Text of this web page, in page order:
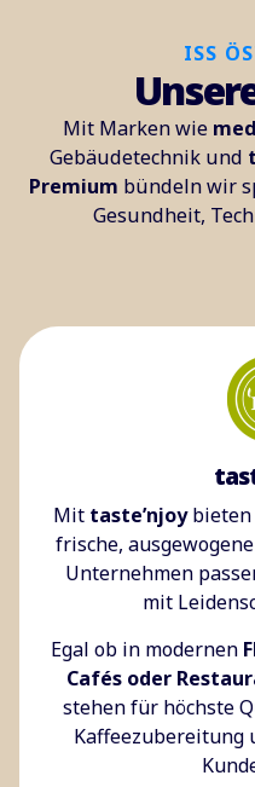
ISS
Mit Marken wie
Gebäudetechnik und
Premium bündeln wir
Gesundheit,
Mit taste’njoy
frische,
Unternehmen
mit
Egal ob in modernen
Cafés oder
stehen für höchste
Kaffeezubereitung